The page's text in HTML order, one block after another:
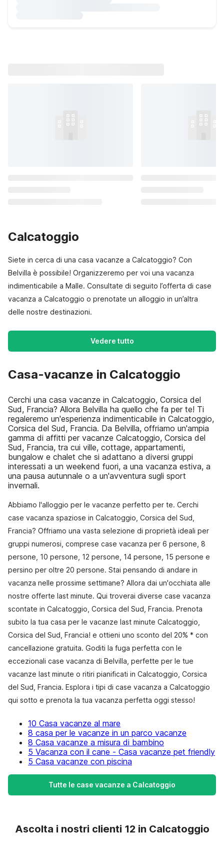
Calcatoggio
Siete in cerca di una casa vacanze a Calcatoggio? Con
Belvilla è possibile! Organizzeremo per voi una vacanza
indimenticabile a Malle. Consultate di seguito l’offerta di case
vacanza a Calcatoggio o prenotate un alloggio in un’altra
delle nostre destinazioni.
Vedere tutto
Casa-vacanze in Calcatoggio
Cerchi una casa vacanze in Calcatoggio, Corsica del
Sud, Francia? Allora Belvilla ha quello che fa per te! Ti
regaleremo un'esperienza indimenticabile in Calcatoggio,
Corsica del Sud, Francia. Da Belvilla, offriamo un'ampia
gamma di affitti per vacanze Calcatoggio, Corsica del
Sud, Francia, tra cui ville, cottage, appartamenti,
bungalow e chalet che si adattano a diversi gruppi
interessati a un weekend fuori, a una vacanza estiva, a
una pausa autunnale o a un'avventura sugli sport
invernali.
Abbiamo l'alloggio per le vacanze perfetto per te. Cerchi
case vacanza spaziose in Calcatoggio, Corsica del Sud,
Francia? Offriamo una vasta selezione di proprietà ideali per
gruppi numerosi, comprese case vacanza per 6 persone, 8
persone, 10 persone, 12 persone, 14 persone, 15 persone e
persino per oltre 20 persone. Stai pensando di andare in
vacanza nelle prossime settimane? Allora dai un'occhiata alle
nostre offerte last minute. Qui troverai diverse case vacanza
scontate in Calcatoggio, Corsica del Sud, Francia. Prenota
subito la tua casa per le vacanze last minute Calcatoggio,
Corsica del Sud, Francia! e ottieni uno sconto del 20% * con
cancellazione gratuita. Goditi la fuga perfetta con le
eccezionali case vacanza di Belvilla, perfette per le tue
vacanze last minute o ritiri pianificati in Calcatoggio, Corsica
del Sud, Francia. Esplora i tipi di case vacanza a Calcatoggio
qui sotto e prenota la tua vacanza perfetta oggi stesso!
10 Casa vacanze al mare
8 casa per le vacanze in un parco vacanze
8 Casa vacanze a misura di bambino
5 Vacanza con il cane - Casa vacanze pet friendly
5 Casa vacanze con piscina
Tutte le case vacanze a Calcatoggio
Ascolta i nostri clienti 12 in Calcatoggio